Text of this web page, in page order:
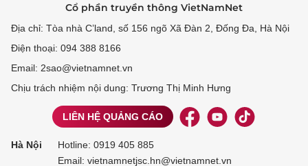
Cổ phần truyền thông VietNamNet
Địa chỉ: Tòa nhà C’land, số 156 ngõ Xã Đàn 2, Đống Đa, Hà Nội
Điện thoại: 094 388 8166
Email: 2sao@vietnamnet.vn
Chịu trách nhiệm nội dung: Trương Thị Minh Hưng
LIÊN HỆ QUẢNG CÁO
Hà Nội Hotline: 0919 405 885
Email: vietnamnetjsc.hn@vietnamnet.vn